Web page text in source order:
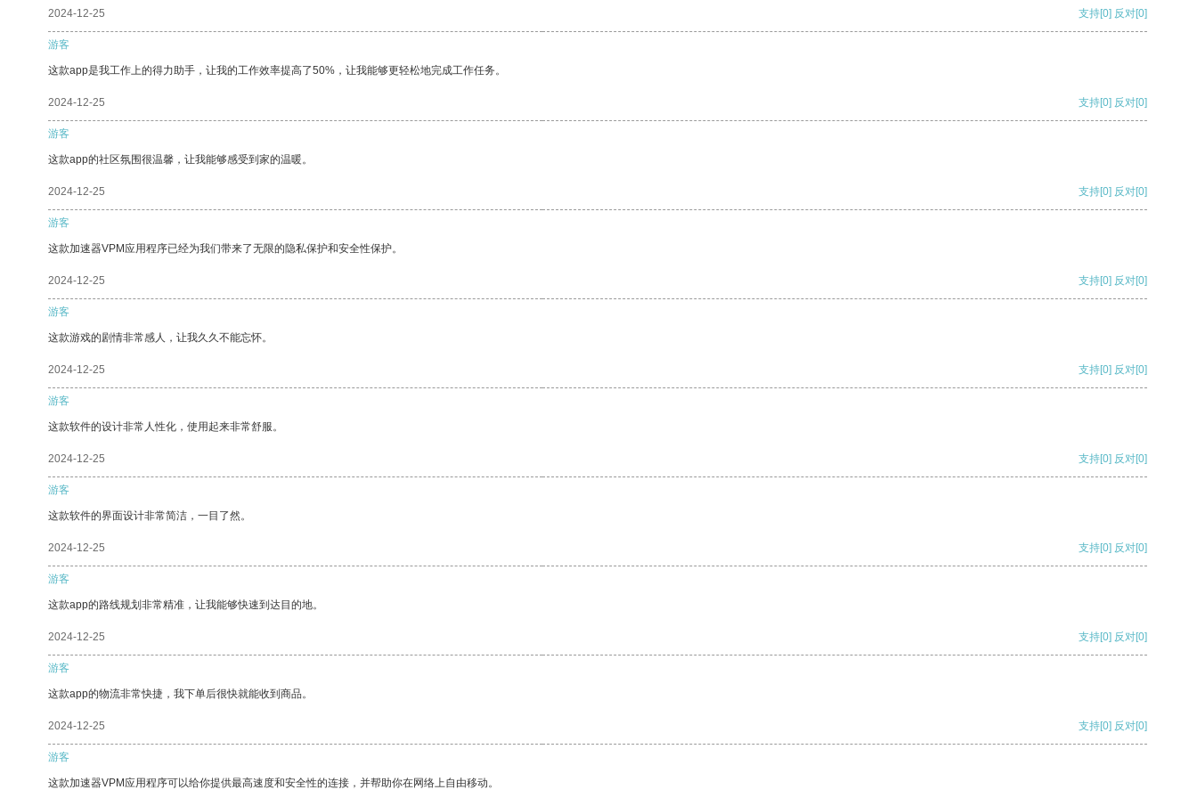
2024-12-25 支持[0] 反对[0]
游客
这款app是我工作上的得力助手，让我的工作效率提高了50%，让我能够更轻松地完成工作任务。
2024-12-25 支持[0] 反对[0]
游客
这款app的社区氛围很温馨，让我能够感受到家的温暖。
2024-12-25 支持[0] 反对[0]
游客
这款加速器VPM应用程序已经为我们带来了无限的隐私保护和安全性保护。
2024-12-25 支持[0] 反对[0]
游客
这款游戏的剧情非常感人，让我久久不能忘怀。
2024-12-25 支持[0] 反对[0]
游客
这款软件的设计非常人性化，使用起来非常舒服。
2024-12-25 支持[0] 反对[0]
游客
这款软件的界面设计非常简洁，一目了然。
2024-12-25 支持[0] 反对[0]
游客
这款app的路线规划非常精准，让我能够快速到达目的地。
2024-12-25 支持[0] 反对[0]
游客
这款app的物流非常快捷，我下单后很快就能收到商品。
2024-12-25 支持[0] 反对[0]
游客
这款加速器VPM应用程序可以给你提供最高速度和安全性的连接，并帮助你在网络上自由移动。